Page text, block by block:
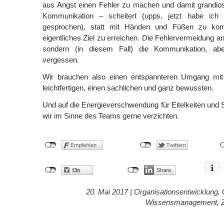
aus Angst einen Fehler zu machen und damit
Kommunikation – scheitert (upps, jetzt habe ich
gesprochen), statt mit Händen und Füßen zu
eigentliches Ziel zu erreichen. Die Fehlervermeidung
sondern (in diesem Fall) die Kommunikation,
vergessen.
Wir brauchen also einen entspannteren Umgang
leichtfertigen, einen sachlichen und ganz bewussten.
Und auf die Energieverschwendung für Eitelkeiten und
wir im Sinne des Teams gerne verzichten.
20. Mai 2017 | Organisationsentwicklung,
Wissensmanagement,